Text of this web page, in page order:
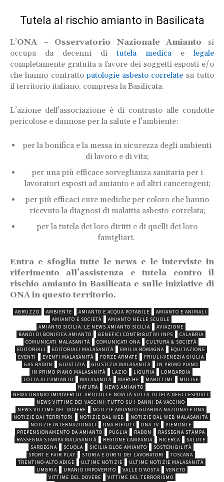
Tutela al rischio amianto in Basilicata
L’ONA – Osservatorio Nazionale Amianto si
occupa da decenni di tutela medica elegale
completamente gratuita a favore dei soggetti esposti e/o
che hanno contrattopatologie asbesto correlate su tutto
il territorio italiano, compresa la Basilicata.
L’azione dell’associazione è di contrasto alle condotte
pericolose e dannose per la salute e l’ambiente:
per la bonifica e la messa in sicurezza degli ambienti
di lavoro e di vita;
per una più efficace sorveglianza sanitaria per i
lavoratori esposti ad amianto e ad altri cancerogeni;
per più efficaci cure mediche per coloro che hanno
ricevuto la diagnosi di malattia asbesto-correlata;
per la tutela dei loro diritti e di quelli dei loro
famigliari.
Entra e sfoglia tutte le news e le interviste in
riferimento all’assistenza e tutela contro il
rischio amianto in Basilicata e sulle iniziative di
ONA in questo territorio.
ABRUZZO AMBIENTE AMIANTO E ACQUA POTABILE
AMIANTO E ANIMALI
AMIANTO E SOCIETÀ
AMIANTO NELLE SCUOLE
AMIANTO SICILIA: LE NEWS AMIANTO SICILIA
AVIAZIONE
BANDI DI BONIFICA AMIANTO
BENEFICI CONTRIBUTIVI INPS
CALABRIA
COMUNICATI MALASANITÀ
COMUNICATI ONA
CULTURA & SOCIETÀ
EDITORIALI
EDITORIALI MALASANITÀ EMILIA ROMAGNA
EQUITAZIONE
EVENTI
EVENTI MALASANITÀ FORZE ARMATE
FRIULI-VENEZIA GIULIA
GAS RADON
GIUSTIZIA GIUSTIZIA MALASANITÀ
IN PRIMO PIANO
IN PRIMO PIANO MALASANITÀ
LAZIO LIGURIA
LOMBARDIA
LOTTA ALL'AMIANTO
MALASANITÀ MARCHE MARITTIMI
MOLISE
NATURA
NEWS AMIANTO
NEWS URANIO IMPOVERITO: ARTICOLI E NOVITÀ SULLA TUTELA DEGLI ESPOSTI
NEWS VITTIME DEI VACCINI: TUTTO SU I DANNI DA VACCINO
NEWS VITTIME DEL DOVERE
NOTIZIE AMIANTO GUARDIA NAZIONALE ONA
NOTIZIE DAI TERRITORI
NOTIZIE DAL WEB
NOTIZIE DAL WEB MALASANITÀ
NOTIZIE INTERNAZIONALI
ONA RIFIUTI ONA TV
PIEMONTE
PREPENSIONAMENTO DA AMIANTO
PUGLIA RADON
RASSEGNA STAMPA
RASSEGNA STAMPA MALASANITÀ
REGIONE CAMPANIA RICERCA
SALUTE
SARDEGNA
SCUOLA SICILIA BLOG AMIANTO
SOSTENIBILITÀ
SPORT E FAIR PLAY
STORIA E DIRITI DEI LAVORATORI
TOSCANA
TRENTINO-ALTO ADIGE
ULTIME NOTIZIE
ULTIME NOTIZIE MALASANITÀ
UMBRIA
URANIO IMPOVERITO VALLE D'AOSTA
VENETO
VITTIME DEL DOVERE
VITTIME DEL TERRORISMO